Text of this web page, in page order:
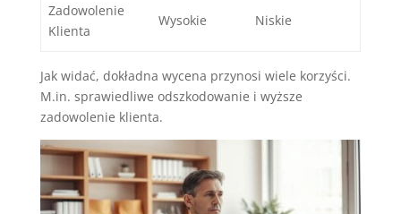
Zadowolenie
Klienta
Wysokie Niskie
Jak widać, dokładna wycena przynosi wiele korzyści.
M.in. sprawiedliwe odszkodowanie i wyższe
zadowolenie klienta.